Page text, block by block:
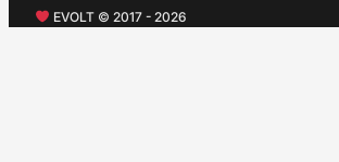
EVOLT © 2017 - 2026